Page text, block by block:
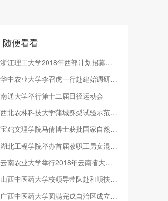
随便看看
浙江理工大学2018年西部计划招募工作受全国大学生志愿服务西部计
华中农业大学李召虎一行赴建始调研推进学校定点扶贫工作
南通大学举行第十二届田径运动会
西北农林科技大学蒲城酥梨试验示范站揭牌成立
宝鸡文理学院马倩博士获批国家自然科学基金应急管理项目
湖北工程学院举办首届教职工男女混合气排球赛
云南农业大学举行2018年云南省大学生模拟招聘大赛校级决赛
山西中医药大学校领导带队赴和顺扶智送医送健康
广西中医药大学圆满完成自治区成立六十周年庆祝大会群众文艺演出